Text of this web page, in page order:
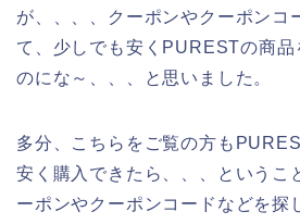
が、、、、クーポンやクーポンコ
て、少しでも安くPURESTの商品
のにな～、、、と思いました。
多分、こちらをご覧の方も
安く購入できたら、、、というこ
ーポンやクーポンコードなどを探